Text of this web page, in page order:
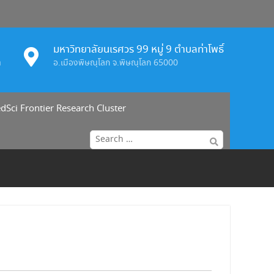
มหาวิทยาลัยนเรศวร 99 หมู่ 9 ตำบลท่าโพธิ์
อ.เมืองพิษณุโลก จ.พิษณุโลก 65000
Frontier Research Cluster
Search
for: